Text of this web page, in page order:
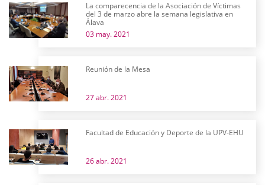
La comparecencia de la Asociación de Víctimas
del 3 de marzo abre la semana legislativa en
Álava
03 may. 2021
Reunión de la Mesa
27 abr. 2021
Facultad de Educación y Deporte de la UPV-EHU
26 abr. 2021